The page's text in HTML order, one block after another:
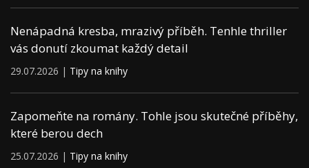
Nenápadná kresba, mrazivý příběh. Tenhle thriller
vás donutí zkoumat každý detail
29.07.2026 | Tipy na knihy
Zapomeňte na romány. Tohle jsou skutečné příběhy,
které berou dech
25.07.2026 | Tipy na knihy